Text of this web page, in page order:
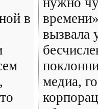
в
вызвала
медиа,